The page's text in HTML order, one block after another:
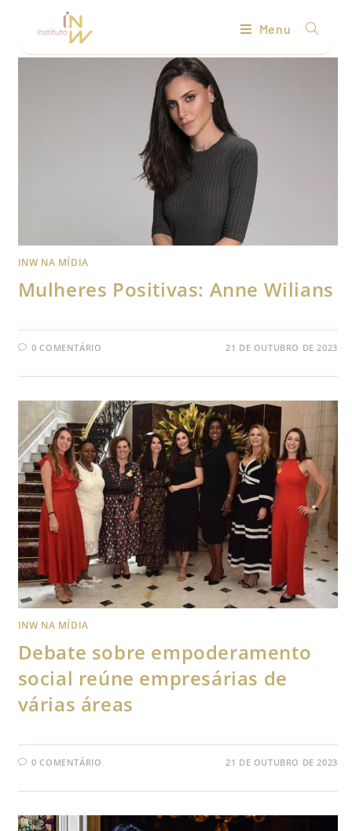
Menu
INW NA MÍDIA
Mulheres Positivas: Anne Wilians
0 COMENTÁRIO 21 DE OUTUBRO DE 2023
INW NA MÍDIA
Debate sobre empoderamento
social reúne empresárias de
várias áreas
0 COMENTÁRIO 21 DE OUTUBRO DE 2023